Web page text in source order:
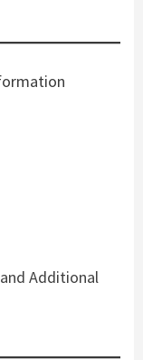
Additional